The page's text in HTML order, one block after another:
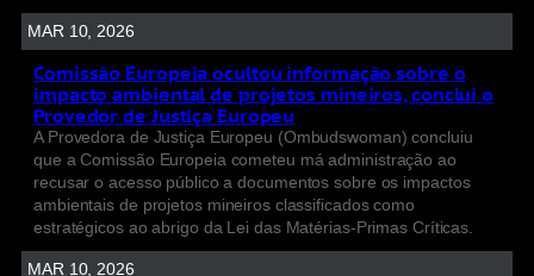
MAR 10, 2026
Comissão Europeia ocultou informação sobre o
impacto ambiental de projetos mineiros, conclui o
Provedor de Justiça Europeu
A Provedora de Justiça Europeu (Ombudswoman) concluiu
que a Comissão Europeia cometeu má administração ao
recusar o acesso público a documentos sobre os impactos
ambientais de projetos mineiros classificados como
estratégicos ao abrigo da Lei das Matérias-Primas Críticas.
MAR 10, 2026